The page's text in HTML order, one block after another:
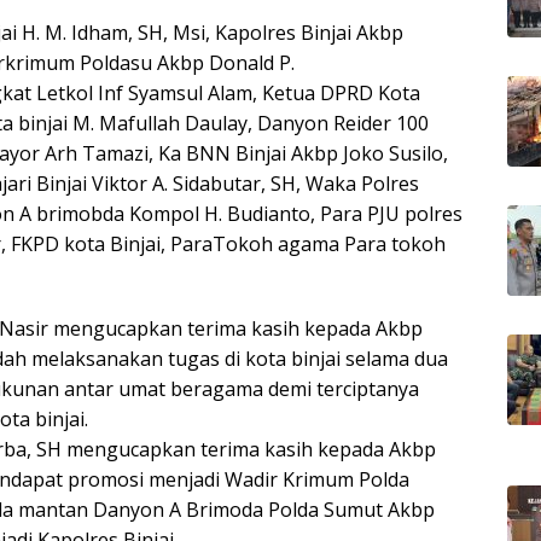
H. M. Idham, SH, Msi, Kapolres Binjai Akbp
Poldasu Akbp Donald P.
Letkol Inf Syamsul Alam, Ketua DPRD Kota
binjai M. Mafullah Daulay, Danyon Reider 100
Arh Tamazi, Ka BNN Binjai Akbp Joko Susilo,
Binjai Viktor A. Sidabutar, SH, Waka Polres
A brimobda Kompol H. Budianto, Para PJU polres
FKPD kota Binjai, ParaTokoh agama Para tokoh
mengucapkan terima kasih kepada Akbp
melaksanakan tugas di kota binjai selama dua
antar umat beragama demi terciptanya
binjai.
SH mengucapkan terima kasih kepada Akbp
promosi menjadi Wadir Krimum Polda
mantan Danyon A Brimoda Polda Sumut Akbp